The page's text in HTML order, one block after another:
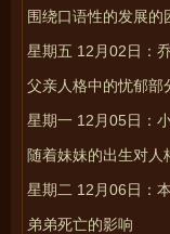
围绕口语性的发展的
星期五 12月02日：
父亲人格中的忧郁部
星期一 12月05日：
随着妹妹的出生对人
星期二 12月06日：
弟弟死亡的影响